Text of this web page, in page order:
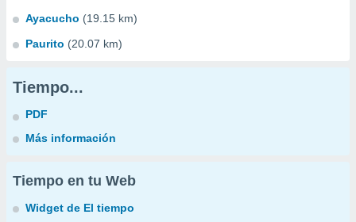
Ayacucho (19.15 km)
Paurito (20.07 km)
Tiempo...
PDF
Más información
Tiempo en tu Web
Widget de El tiempo